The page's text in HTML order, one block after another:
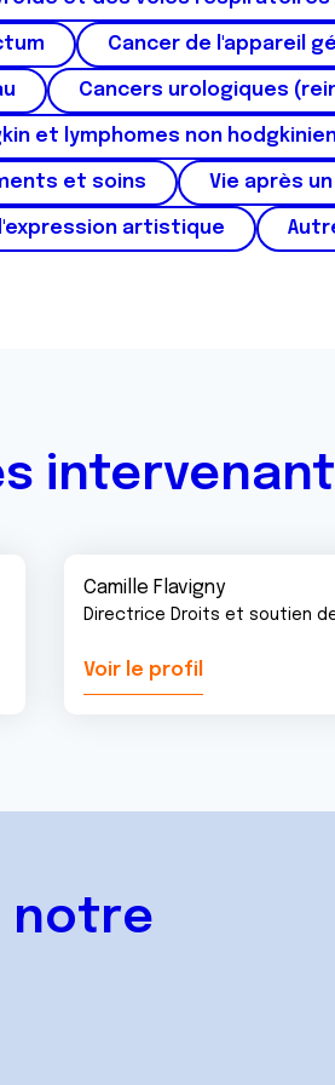
Cancer de l'appareil
Cancers urologiques
et lymphomes non
et soins Vie après
artistique
Camille Flavigny
Directrice Droits et soutien
Voir le profil
notre